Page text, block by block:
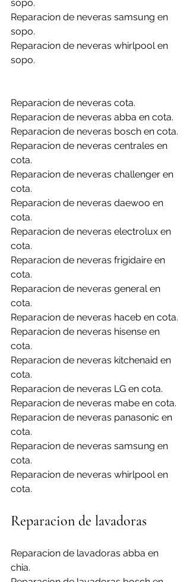
sopo.
Reparacion de neveras samsung en
sopo.
Reparacion de neveras whirlpool en
sopo.
Reparacion de neveras cota.
Reparacion de neveras abba en cota.
Reparacion de neveras bosch en cota.
Reparacion de neveras centrales en
cota.
Reparacion de neveras challenger en
cota.
Reparacion de neveras daewoo en
cota.
Reparacion de neveras electrolux en
cota.
Reparacion de neveras frigidaire en
cota.
Reparacion de neveras general en
cota.
Reparacion de neveras haceb en cota.
Reparacion de neveras hisense en
cota.
Reparacion de neveras kitchenaid en
cota.
Reparacion de neveras LG en cota.
Reparacion de neveras mabe en cota.
Reparacion de neveras panasonic en
cota.
Reparacion de neveras samsung en
cota.
Reparacion de neveras whirlpool en
cota.
Reparacion de lavadoras
Reparacion de lavadoras abba en
chia.